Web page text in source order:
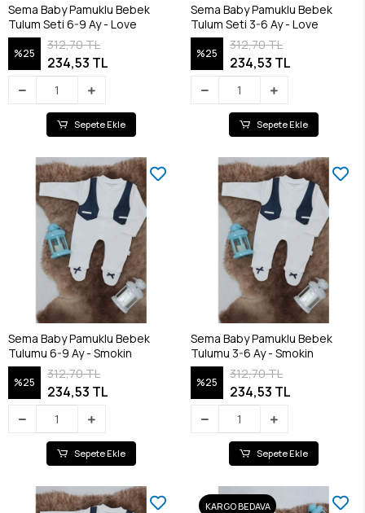
Sema Baby Pamuklu Bebek
Tulum Seti 6-9 Ay - Love
%25
312,70 TL
234,53 TL
Sepete Ekle
Sema Baby Pamuklu Bebek
Tulum Seti 3-6 Ay - Love
%25
312,70 TL
234,53 TL
Sepete Ekle
Sema Baby Pamuklu Bebek
Tulumu 6-9 Ay - Smokin
%25
312,70 TL
234,53 TL
Sepete Ekle
Sema Baby Pamuklu Bebek
Tulumu 3-6 Ay - Smokin
%25
312,70 TL
234,53 TL
Sepete Ekle
KARGO BEDAVA